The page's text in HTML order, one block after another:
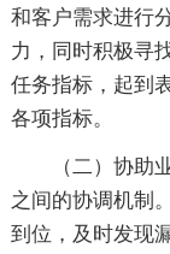
和客户需求进行
力，同时积极寻
任务指标，起到
各项指标。
（二）协助业
之间的协调机制
到位，及时发现